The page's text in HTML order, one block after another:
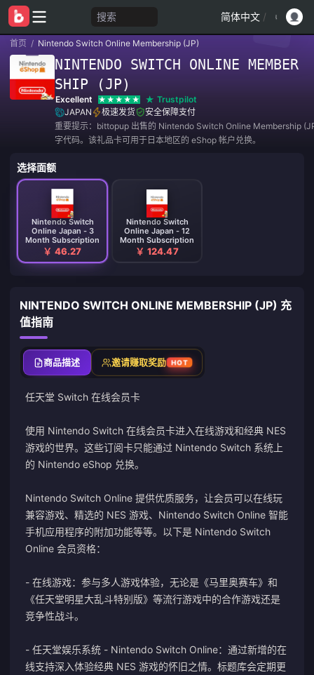
搜索 简体中文 /
首页 / Nintendo Switch Online Membership (JP)
NINTENDO SWITCH ONLINE MEMBER
SHIP (JP)
Excellent
Trustpilot
JAPAN
极速发货
安全保障支付
重要提示：bittopup 出售的 Nintendo Switch Online Membership
字代码。该礼品卡可用于日本地区的 eShop 帐户兑换。
选择面额
Nintendo Switch
Online Japan - 3
Month Subscription
￥ 46.27
Nintendo Switch
Online Japan - 12
Month Subscription
￥ 124.47
NINTENDO SWITCH ONLINE MEMBERSHIP (JP) 充
值指南
商品描述 邀请赚取奖励 HOT
任天堂 Switch 在线会员卡
使用 Nintendo Switch 在线会员卡进入在线游戏和经典 NES
游戏的世界。这些订阅卡只能通过 Nintendo Switch 系统上
的 Nintendo eShop 兑换。
Nintendo Switch Online 提供优质服务，让会员可以在线玩
兼容游戏、精选的 NES 游戏、Nintendo Switch Online 智能
手机应用程序的附加功能等等。以下是 Nintendo Switch
Online 会员资格：
- 在线游戏：参与多人游戏体验，无论是《马里奥赛车》和
《任天堂明星大乱斗特别版》等流行游戏中的合作游戏还是
竞争性战斗。
- 任天堂娱乐系统 - Nintendo Switch Online：通过新增的在
线支持深入体验经典 NES 游戏的怀旧之情。标题库会定期更